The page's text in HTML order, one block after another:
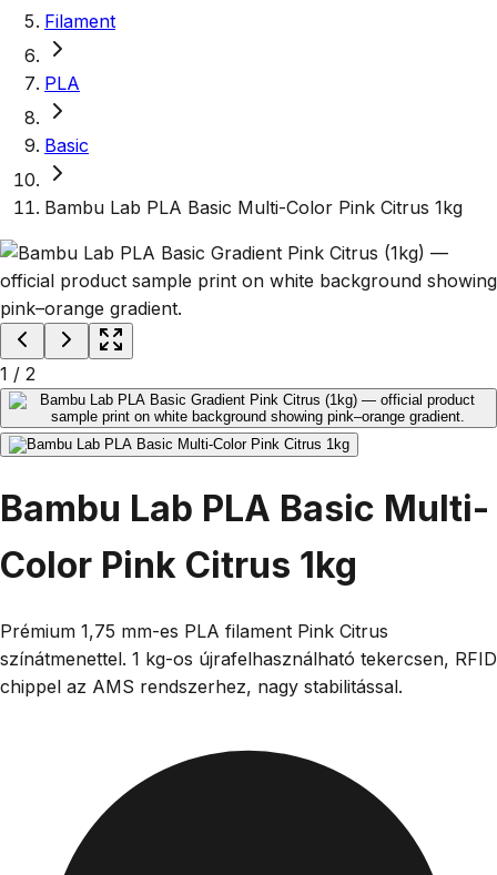
Filament
PLA
Basic
Bambu Lab PLA Basic Multi-Color Pink Citrus 1kg
1 / 2
Bambu Lab PLA Basic Multi-
Color Pink Citrus 1kg
Prémium 1,75 mm-es PLA filament Pink Citrus
színátmenettel. 1 kg-os újrafelhasználható tekercsen, RFID
chippel az AMS rendszerhez, nagy stabilitással.